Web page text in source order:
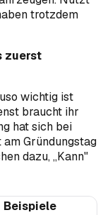
trotzdem
zuerst
wichtig ist
braucht ihr
hat sich bei
Gründungstag
dazu, „Kann"
Beispiele